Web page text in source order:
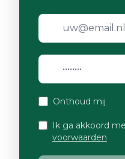
Onthoud mij
Ik ga akkoord
voorwaarden